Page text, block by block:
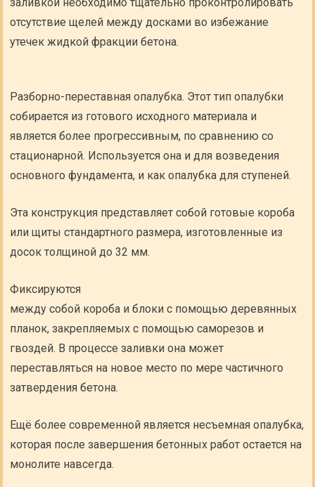
отсутствие щелей между досками во избежание
утечек жидкой фракции бетона.
Разборно-переставная опалубка. Этот тип опалубки
собирается из готового исходного материала и
является более прогрессивным, по сравнению со
стационарной. Используется она и для возведения
основного фундамента, и как опалубка для ступеней.
Эта конструкция представляет собой готовые короба
или щиты стандартного размера, изготовленные из
досок толщиной до 32 мм.
Фиксируются
между собой короба и блоки с помощью деревянных
планок, закрепляемых с помощью саморезов и
гвоздей. В процессе заливки она может
переставляться на новое место по мере частичного
затвердения бетона.
Ещё более современной является несъемная опалубка,
которая после завершения бетонных работ остается на
монолите навсегда.